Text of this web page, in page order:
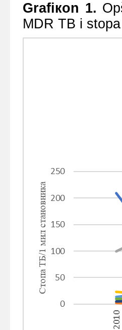
Grаfiкоn 1.
MDR TB i